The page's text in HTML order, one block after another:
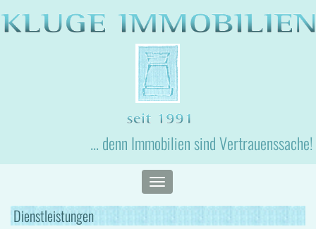
... denn Immobilien sind Vertrauenssache!
Toggle
navigation
Dienstleistungen